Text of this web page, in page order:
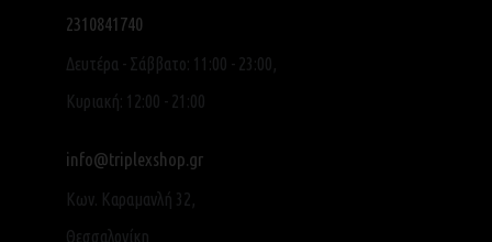
2310841740
Δευτέρα - Σάββατο: 11:00 - 23:00,
Κυριακή: 12:00 - 21:00
info@triplexshop.gr
Κων. Καραμανλή 32,
Θεσσαλονίκη